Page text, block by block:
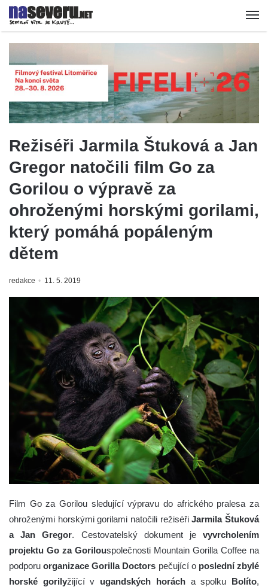
Režiséři Jarmila Štuková a Jan
Gregor natočili film Go za
Gorilou o výpravě za
ohroženými horskými gorilami,
který pomáhá popáleným
dětem
redakce 11. 5. 2019
Film Go za Gorilou sledující výpravu do afrického pralesa za
ohroženými horskými gorilami natočili režiséřiJarmila Štuková
a Jan Gregor. Cestovatelský dokument jevyvrcholením
projektu Go za Gorilouspolečnosti Mountain Gorilla Coffee na
podporuorganizace Gorilla Doctors pečující o poslední zbylé
horské gorilyžijící v ugandských horácha spolku Bolíto,